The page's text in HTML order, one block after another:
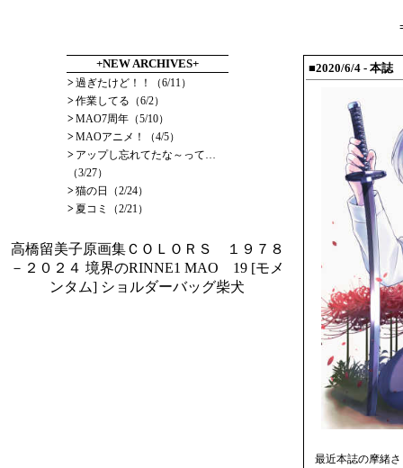
+NEW ARCHIVES+
>過ぎたけど！！（6/11）
>作業してる（6/2）
>MAO7周年（5/10）
>MAOアニメ！（4/5）
> アップし忘れてたな～って…
（3/27）
>猫の日（2/24）
>夏コミ（2/21）
高橋留美子原画集ＣＯＬＯＲＳ １９７８
－２０２４ 境界のRINNE1 MAO 19 [モメ
ンタム] ショルダーバッグ柴犬
■2020/6/4 - 本誌
最近本誌の摩緒